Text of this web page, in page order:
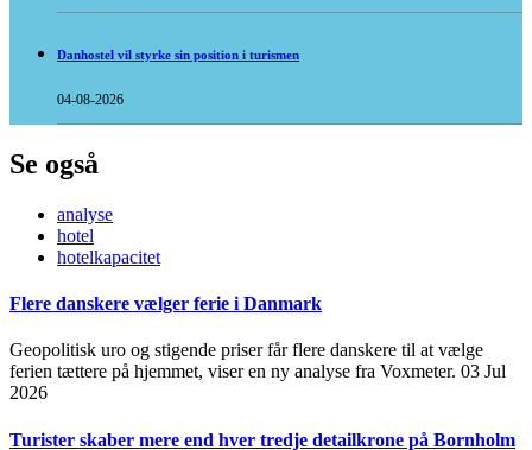
Danhostel vil styrke sin position i turismen
04-08-2026
Se også
analyse
hotel
hotelkapacitet
Flere danskere vælger ferie i Danmark
Geopolitisk uro og stigende priser får flere danskere til at vælge
ferien tættere på hjemmet, viser en ny analyse fra Voxmeter. 03 Jul
2026
Turister skaber mere end hver tredje detailkrone på Bornholm